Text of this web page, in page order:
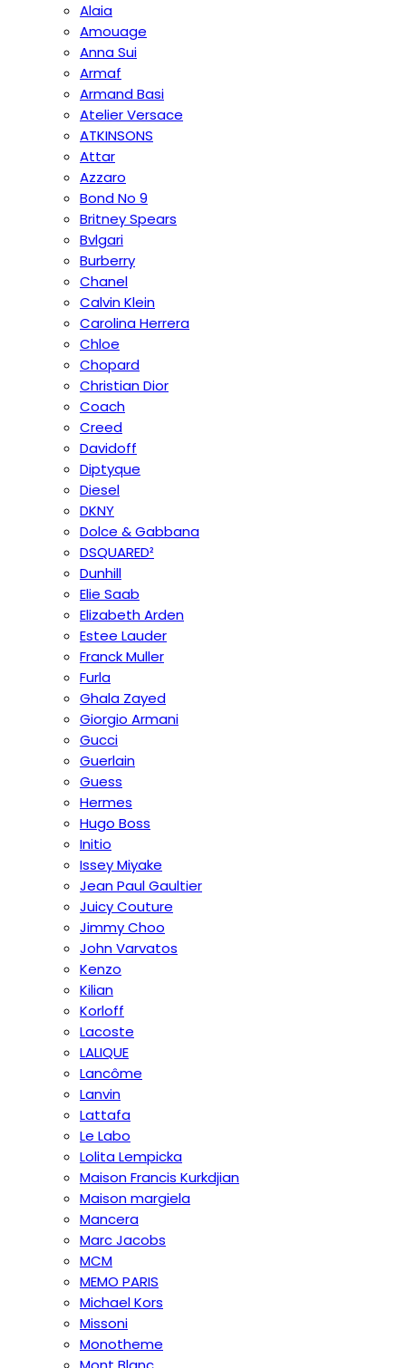
Alaia
Amouage
Anna Sui
Armaf
Armand Basi
Atelier Versace
ATKINSONS
Attar
Azzaro
Bond No 9
Britney Spears
Bvlgari
Burberry
Chanel
Calvin Klein
Carolina Herrera
Chloe
Chopard
Christian Dior
Coach
Creed
Davidoff
Diptyque
Diesel
DKNY
Dolce & Gabbana
DSQUARED²
Dunhill
Elie Saab
Elizabeth Arden
Estee Lauder
Franck Muller
Furla
Ghala Zayed
Giorgio Armani
Gucci
Guerlain
Guess
Hermes
Hugo Boss
Initio
Issey Miyake
Jean Paul Gaultier
Juicy Couture
Jimmy Choo
John Varvatos
Kenzo
Kilian
Korloff
Lacoste
LALIQUE
Lancôme
Lanvin
Lattafa
Le Labo
Lolita Lempicka
Maison Francis Kurkdjian
Maison margiela
Mancera
Marc Jacobs
MCM
MEMO PARIS
Michael Kors
Missoni
Monotheme